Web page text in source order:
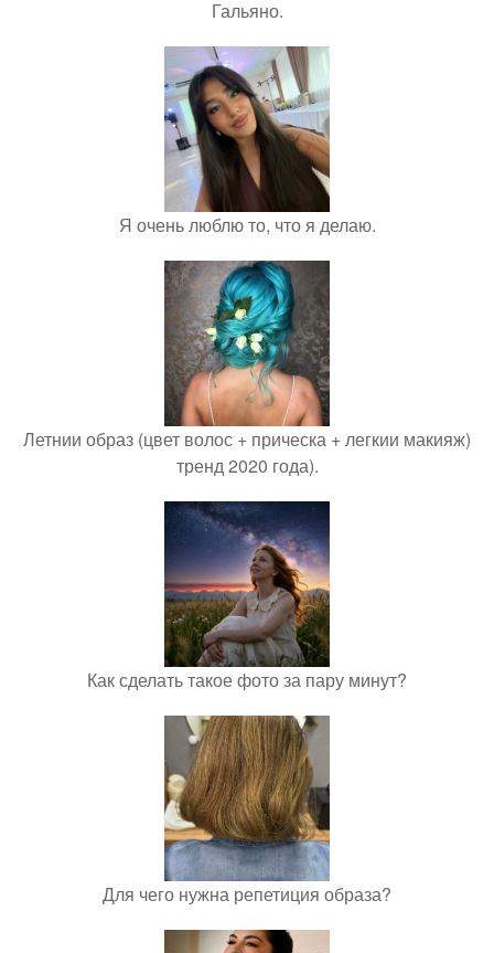
Гальяно.
Я очень люблю то, что я делаю.
Летнии образ (цвет волос + прическа + легкии макияж)
тренд 2020 года).
Как сделать такое фото за пару минут?
Для чего нужна репетиция образа?